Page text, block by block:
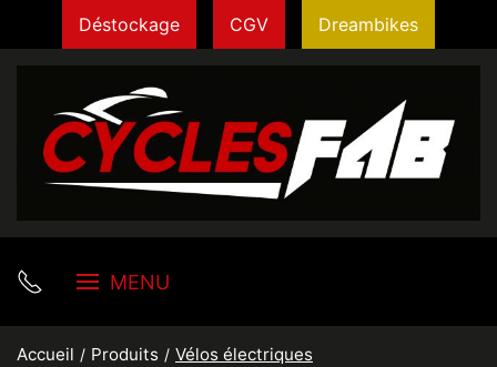
Déstockage CGV Dreambikes
MENU
Accueil Produits Vélos électriques